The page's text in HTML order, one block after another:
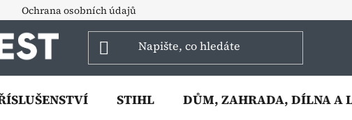
Ochrana osobních údajů
STIHL DŮM, ZAHRADA, DÍLNA A